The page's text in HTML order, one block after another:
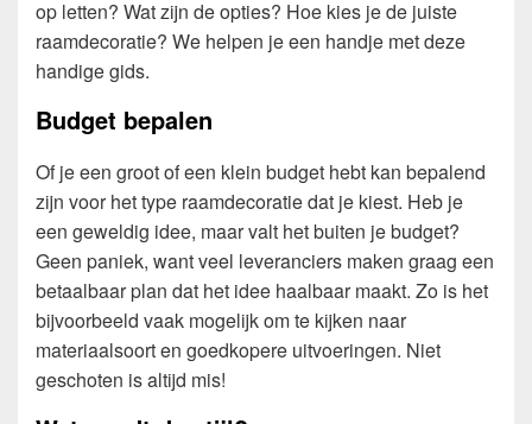
op letten? Wat zijn de opties? Hoe kies je de juiste
raamdecoratie? We helpen je een handje met deze
handige gids.
Budget bepalen
Of je een groot of een klein budget hebt kan bepalend
zijn voor het type raamdecoratie dat je kiest. Heb je
een geweldig idee, maar valt het buiten je budget?
Geen paniek, want veel leveranciers maken graag een
betaalbaar plan dat het idee haalbaar maakt. Zo is het
bijvoorbeeld vaak mogelijk om te kijken naar
materiaalsoort en goedkopere uitvoeringen. Niet
geschoten is altijd mis!